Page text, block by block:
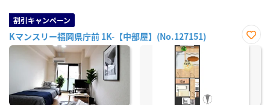
割引キャンペーン
Kマンスリー福岡県庁前 1K-【中部屋】(No.127151)
お気